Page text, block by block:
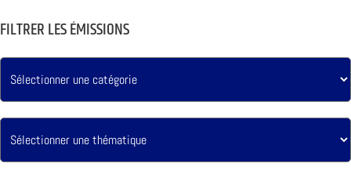
FILTRER LES ÉMISSIONS